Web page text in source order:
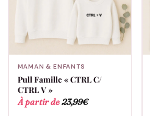
MAMAN & ENFANTS
Pull Famille « CTRL C/
CTRL V »
À partir de23,99€